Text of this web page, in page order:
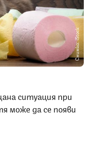
Снимка: iStock
ситуация при
може да се появи